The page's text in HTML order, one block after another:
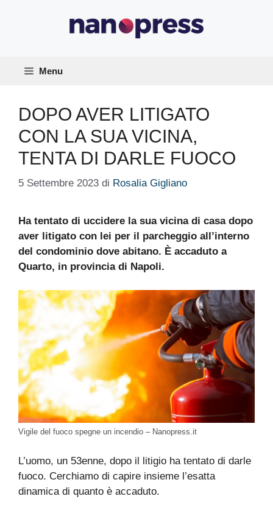
Menu
DOPO AVER LITIGATO
CON LA SUA VICINA,
TENTA DI DARLE FUOCO
5 Settembre 2023 di Rosalia Gigliano
Ha tentato di uccidere la sua vicina di casa dopo
aver litigato con lei per il parcheggio all’interno
del condominio dove abitano. È accaduto a
Quarto, in provincia di Napoli.
Vigile del fuoco spegne un incendio – Nanopress.it
L’uomo, un 53enne, dopo il litigio ha tentato di darle
fuoco. Cerchiamo di capire insieme l’esatta
dinamica di quanto è accaduto.